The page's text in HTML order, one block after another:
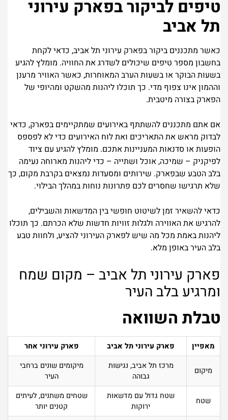
טיפים לביקור בפארק עירוני
תל אביב
כאשר מתכננים ביקור בפארק עירוני תל אביב, כדאי לקחת
בחשבון מספר טיפים שיכולים לשדרג את החוויה. מומלץ להגיע
בשעות הבוקר או בשעות הערב המאוחרות, כאשר האוויר מרענן
וההמון אינו צפוף מדי. כך תוכלו ליהנות מהשקט ומהיופי של
הפארק בצורה מיטבית.
אם אתם מתכננים להשתתף באירועים שמתקיימים בפארק, כדאי
לבדוק מראש את התאריכים ואת לוח האירועים כדי לא לפספס
הופעות או סדנאות המעניינות אתכם. מומלץ להגיע עם ציוד
לפיקניק – שמיכה, אוכל ושתייה – כדי ליהנות מארוחה נעימה
בלב הטבע שבפארק. שירותים ומסעדות נמצאים בקרבת מקום, כך
שלא תרגישו שחסרים לכם פתרונות נוחות במהלך הבילוי.
כדאי להשאיר זמן לשיטוט חופשי בין המדשאות והשבילים,
להרגיש את האווירה ולגלות זוויות חדשות שלא הכרתם. כך תוכלו
ליהנות באמת מכל מה שיש לפארק העירוני להציע, ולחוות טבע
בלב העיר באופן מלא.
פארק עירוני תל אביב – מקום שמח
ומרגיע בלב העיר
טבלת השוואה
מאפיין פארק עירוני תל אביב פארק עירוני אחר
מיקום
מרכז תל אביב, נגישות
גבוהה
מיקומים שונים ברחבי
העיר
שטח
שטח גדול עם מדשאות
ירוקות
שטחים משתנים, לעיתים
קטנים יותר